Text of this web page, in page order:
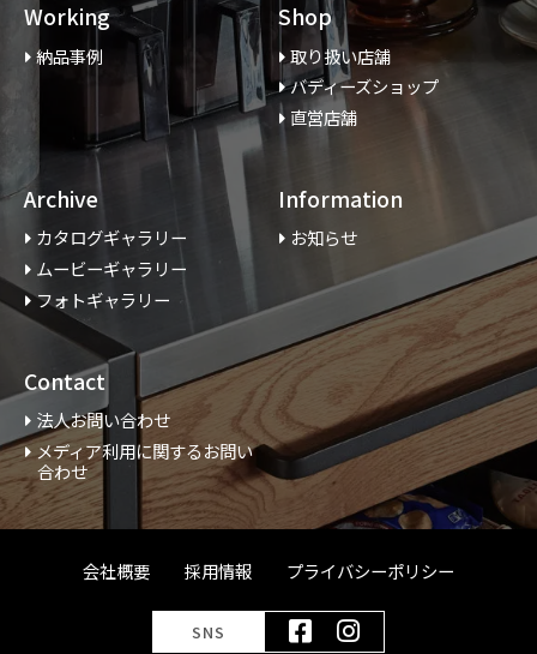
Working
納品事例
Shop
取り扱い店舗
バディーズショップ
直営店舗
Archive
カタログギャラリー
ムービーギャラリー
フォトギャラリー
Information
お知らせ
Contact
法人お問い合わせ
メディア利用に関するお問い
合わせ
会社概要 採用情報 プライバシーポリシー
SNS